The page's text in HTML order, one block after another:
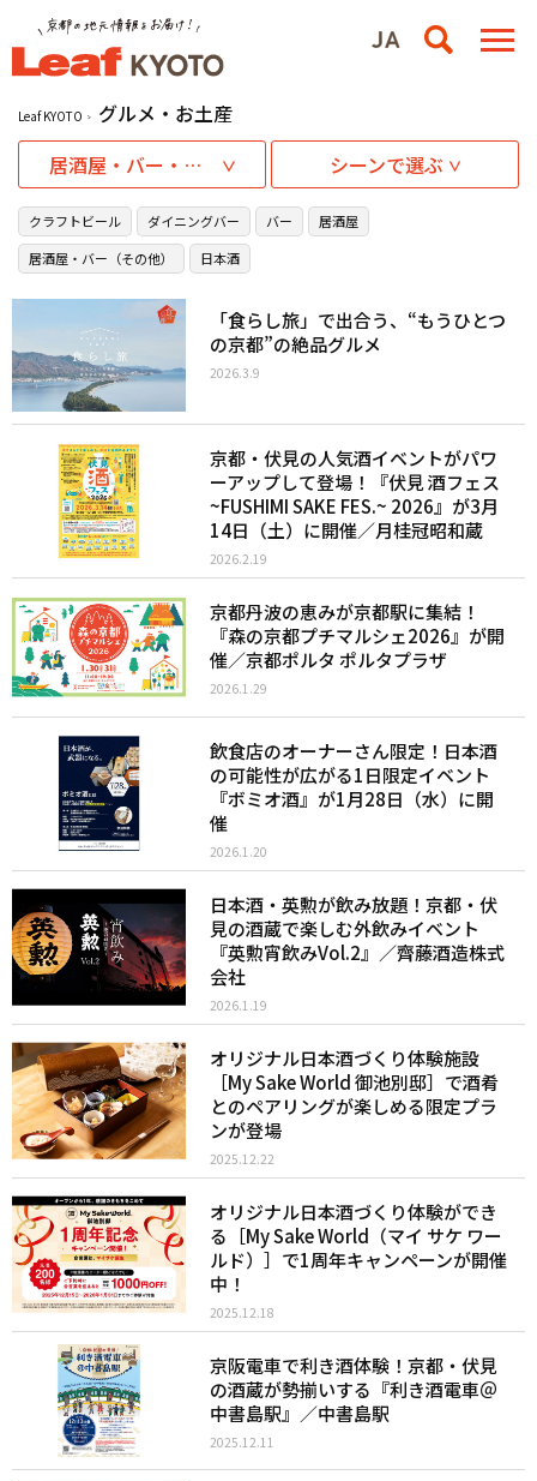
Leaf KYOTO
グルメ・お土産
居酒屋・バー・お酒
シーンで選ぶ
クラフトビール ダイニングバー バー
居酒屋
居酒屋・バー（その他）
日本酒
「食らし旅」で出合う、“もうひとつ
の京都”の絶品グルメ
2026.3.9
京都・伏見の人気酒イベントがパワ
ーアップして登場！『伏見 酒フェス
~FUSHIMI SAKE FES.~ 2026』が3月
14日（土）に開催／月桂冠昭和蔵
2026.2.19
京都丹波の恵みが京都駅に集結！
『森の京都プチマルシェ2026』が開
催／京都ポルタ ポルタプラザ
2026.1.29
飲食店のオーナーさん限定！日本酒
の可能性が広がる1日限定イベント
『ボミオ酒』が1月28日（水）に開
催
2026.1.20
日本酒・英勲が飲み放題！京都・伏
見の酒蔵で楽しむ外飲みイベント
『英勲宵飲みVol.2』／齊藤酒造株式
会社
2026.1.19
オリジナル日本酒づくり体験施設
［My Sake World 御池別邸］で酒肴
とのペアリングが楽しめる限定プラ
ンが登場
2025.12.22
オリジナル日本酒づくり体験ができ
る［My Sake World（マイ サケ ワー
ルド）］で1周年キャンペーンが開催
中！
2025.12.18
京阪電車で利き酒体験！京都・伏見
の酒蔵が勢揃いする『利き酒電車＠
中書島駅』／中書島駅
2025.12.11